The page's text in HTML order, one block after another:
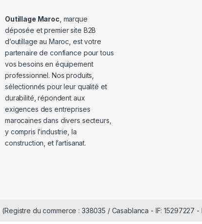
Outillage Maroc , marque
déposée et premier site B2B
d’outillage au Maroc, est votre
partenaire de confiance pour tous
vos besoins en équipement
professionnel. Nos produits,
sélectionnés pour leur qualité et
durabilité, répondent aux
exigences des entreprises
marocaines dans divers secteurs,
y compris l’industrie, la
construction, et l’artisanat.
(Registre du commerce : 338035 / Casablanca - IF: 15297227 -